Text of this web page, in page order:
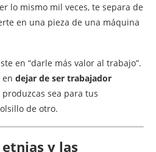
lo mismo mil veces, te separa de
en una pieza de una máquina
en “darle más valor al trabajo”.
en dejar de ser trabajador
sea para tus
de otro.
y las